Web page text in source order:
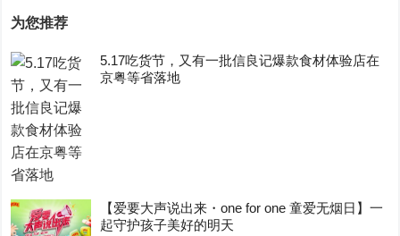
为您推荐
5.17吃货节，又有一批信良记爆款食材体验店在
京粤等省落地
【爱要大声说出来・one for one 童爱无烟日】一
起守护孩子美好的明天